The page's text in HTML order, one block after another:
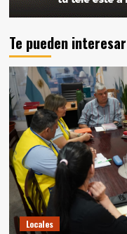
Te pueden interesar
Locales